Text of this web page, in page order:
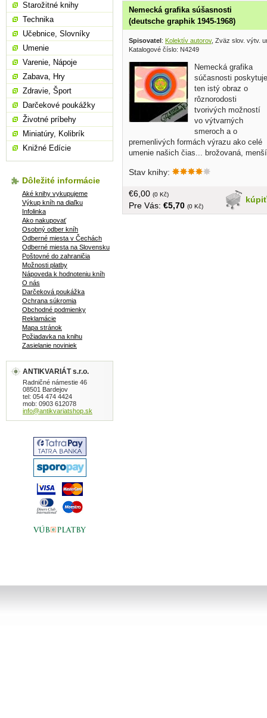
Nemecká grafika súšasnosti
(deutsche graphik 1945-1968)
Spisovatel: Kolektív autorov, Zväz slov. výtv.
Katalogové číslo: N4249
Nemecká grafika
súčasnosti poskytuje
ten istý obraz o
rôznorodosti
tvorivých možností
vo výtvarných
smeroch a o
premenlivých formách výrazu ako celé
umenie našich čias... brožovaná, menší
Stav knihy:
kúpiť
€6,00 (0 Kč)
Pre Vás: €5,70 (0 Kč)
Starožitné knihy
Technika
Učebnice, Slovníky
Umenie
Varenie, Nápoje
Zabava, Hry
Zdravie, Šport
Darčekové poukážky
Životné príbehy
Miniatúry, Kolibrík
Knižné Edície
Dôležité informácie
Aké knihy vykupujeme
Výkup kníh na diaľku
Infolinka
Ako nakupovať
Osobný odber kníh
Odberné miesta v Čechách
Odberné miesta na Slovensku
Poštovné do zahraničia
Možnosti platby
Nápoveda k hodnoteniu kníh
O nás
Darčeková poukážka
Ochrana súkromia
Obchodné podmienky
Reklamácie
Mapa stránok
Požiadavka na knihu
Zasielanie noviniek
ANTIKVARIÁT s.r.o.
Radničné námestie 46
08501 Bardejov
tel: 054 474 4424
mob: 0903 612078
info@antikvariatshop.sk